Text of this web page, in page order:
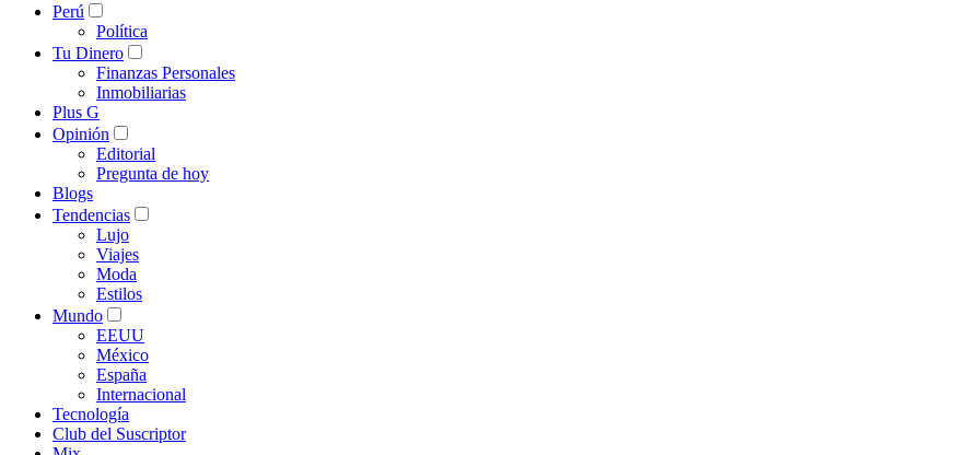
Perú
Política
Tu Dinero
Finanzas Personales
Inmobiliarias
Plus G
Opinión
Editorial
Pregunta de hoy
Blogs
Tendencias
Lujo
Viajes
Moda
Estilos
Mundo
EEUU
México
España
Internacional
Tecnología
Club del Suscriptor